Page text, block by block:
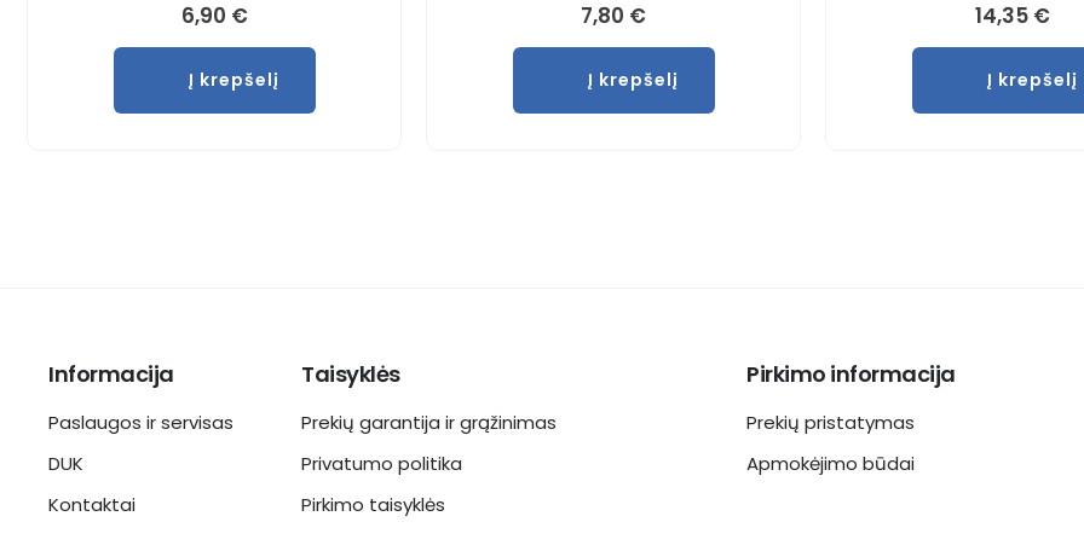
6,90 €
Į krepšelį
7,80 €
Į krepšelį
14,35 €
Į krepšelį
Informacija
Paslaugos ir servisas
DUK
Kontaktai
Taisyklės
Prekių garantija ir grąžinimas
Privatumo politika
Pirkimo taisyklės
Pirkimo informacija
Prekių pristatymas
Apmokėjimo būdai